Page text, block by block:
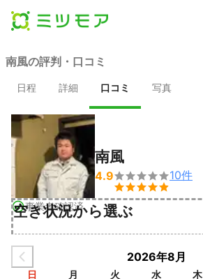
南風の評判・口コミ
日程 詳細 口コミ 写真
事業者確認済
南風
4.9

10件
空き状況から選ぶ
2026年8月
日 月 火 水 木